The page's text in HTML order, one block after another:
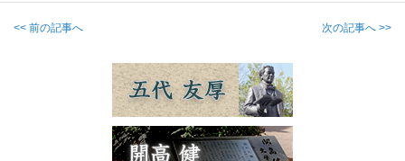
<< 前の記事へ 次の記事へ >>